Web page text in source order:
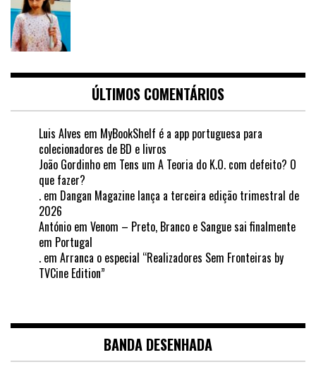
ÚLTIMOS COMENTÁRIOS
Luis Alves em MyBookShelf é a app portuguesa para
colecionadores de BD e livros
João Gordinho em Tens um A Teoria do K.O. com defeito? O
que fazer?
. em Dangan Magazine lança a terceira edição trimestral de
2026
António em Venom – Preto, Branco e Sangue sai finalmente
em Portugal
. em Arranca o especial “Realizadores Sem Fronteiras by
TVCine Edition”
BANDA DESENHADA